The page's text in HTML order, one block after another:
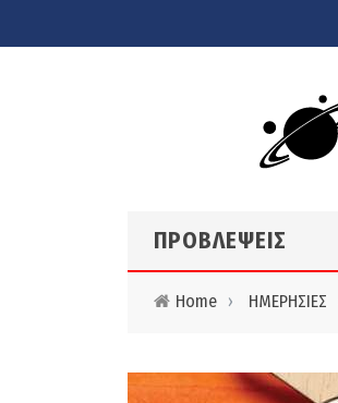
ΠΡΟΒΛΕΨΕΙΣ
Home › ΗΜΕΡΗΣΙΕΣ